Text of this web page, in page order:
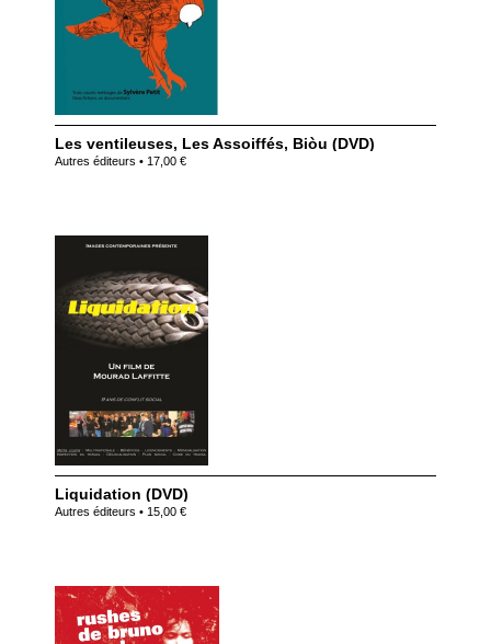
Les ventileuses, Les Assoiffés, Biòu (DVD)
Autres éditeurs • 17,00 €
Liquidation (DVD)
Autres éditeurs • 15,00 €